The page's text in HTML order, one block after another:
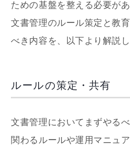
ための基盤を整える必要があ
文書管理のルール策定と教
べき内容を、以下より解説し
ルールの策定・共有
文書管理においてまずやる
関わるルールや運用マニュ